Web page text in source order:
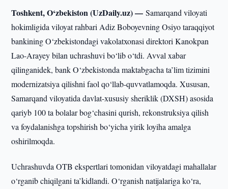
Toshkent, O‘zbekiston (UzDaily.uz) —Samarqand viloyati
hokimligida viloyat rahbari Adiz Boboyevning Osiyo taraqqiyot
bankining O‘zbekistondagi vakolatxonasi direktori Kanokpan
Lao-Arayey bilan uchrashuvi bo‘lib o‘tdi. Avval xabar
qilinganidek, bank O‘zbekistonda maktabgacha ta’lim tizimini
modernizatsiya qilishni faol qo‘llab-quvvatlamoqda. Xususan,
Samarqand viloyatida davlat-xususiy sheriklik (DXSH) asosida
qariyb 100 ta bolalar bog‘chasini qurish, rekonstruksiya qilish
va foydalanishga topshirish bo‘yicha yirik loyiha amalga
oshirilmoqda.
Uchrashuvda OTB ekspertlari tomonidan viloyatdagi mahallalar
o‘rganib chiqilgani ta’kidlandi. O‘rganish natijalariga ko‘ra,